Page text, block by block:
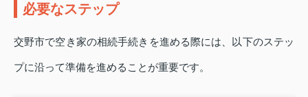
必要なステップ
交野市で空き家の相続手続きを進める際には、以下のステッ
プに沿って準備を進めることが重要です。